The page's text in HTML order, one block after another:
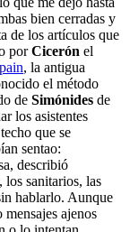
bien cerradas y
de los artículos que
porCicerón el
, la antigua
el método
de Simónides de
los asistentes
que se
sentao:
describió
los sanitarios, las
hablarlo. Aunque
ajenos